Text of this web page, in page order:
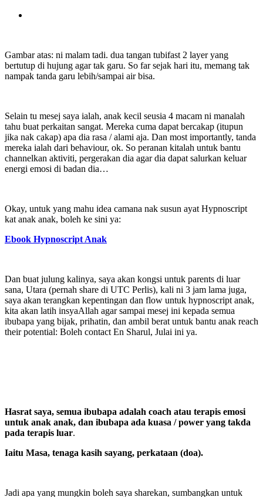
Gambar atas: ni malam tadi. dua tangan tubifast 2 layer yang
bertutup di hujung agar tak garu. So far sejak hari itu, memang tak
nampak tanda garu lebih/sampai air bisa.
Selain tu mesej saya ialah, anak kecil seusia 4 macam ni manalah
tahu buat perkaitan sangat. Mereka cuma dapat bercakap (itupun
jika nak cakap) apa dia rasa / alami aja. Dan most importantly, tanda
mereka ialah dari behaviour, ok. So peranan kitalah untuk bantu
channelkan aktiviti, pergerakan dia agar dia dapat salurkan keluar
energi emosi di badan dia…
Okay, untuk yang mahu idea camana nak susun ayat Hypnoscript
kat anak anak, boleh ke sini ya:
Ebook Hypnoscript Anak
Dan buat julung kalinya, saya akan kongsi untuk parents di luar
sana, Utara (pernah share di UTC Perlis), kali ni 3 jam lama juga,
saya akan terangkan kepentingan dan flow untuk hypnoscript anak,
kita akan latih insyaAllah agar sampai mesej ini kepada semua
ibubapa yang bijak, prihatin, dan ambil berat untuk bantu anak reach
their potential: Boleh contact En Sharul, Julai ini ya.
Hasrat saya, semua ibubapa adalah coach atau terapis emosi
untuk anak anak, dan ibubapa ada kuasa / power yang takda
pada terapis luar.
Iaitu Masa, tenaga kasih sayang, perkataan (doa).
Jadi apa yang mungkin boleh saya sharekan, sumbangkan untuk